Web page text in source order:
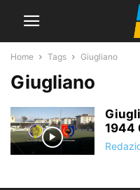
Home Tags Giugliano
Giugliano
1944